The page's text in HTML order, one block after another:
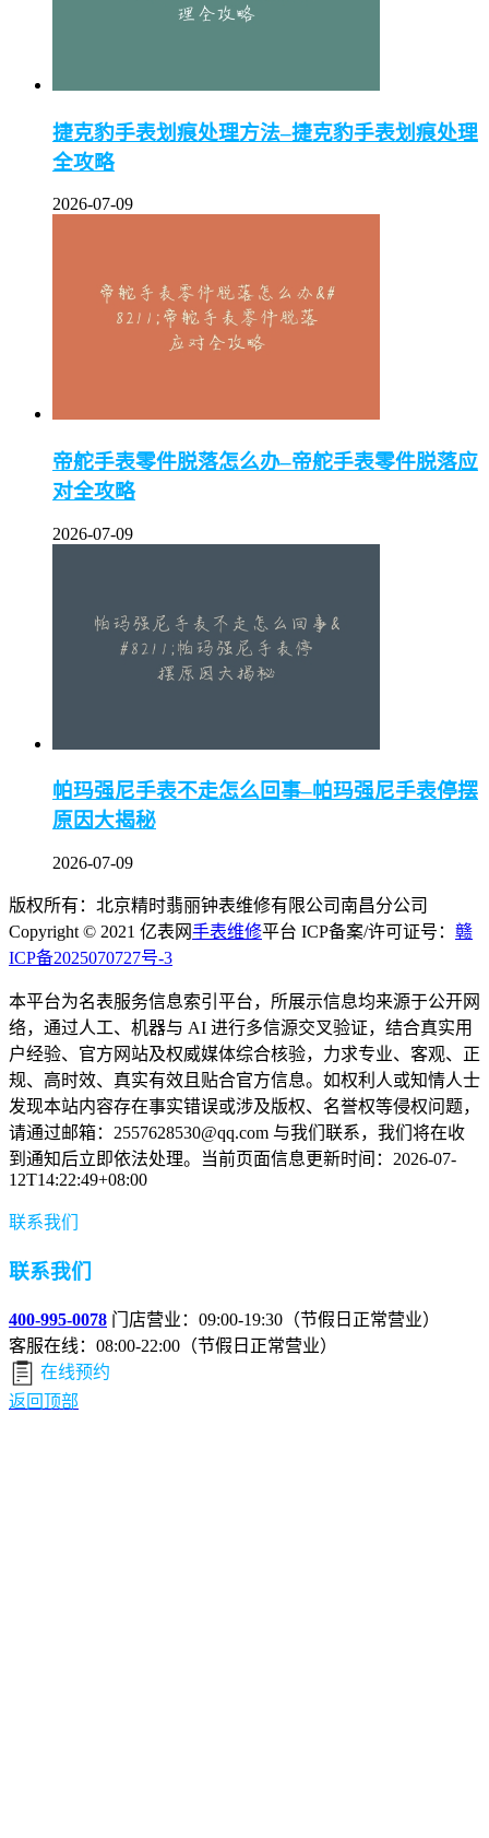
捷克豹手表划痕处理方法–捷克豹手表划痕处理
全攻略
2026-07-09
帝舵手表零件脱落怎么办–帝舵手表零件脱落应
对全攻略
2026-07-09
帕玛强尼手表不走怎么回事–帕玛强尼手表停摆
原因大揭秘
2026-07-09
版权所有：北京精时翡丽钟表维修有限公司南昌分公司
Copyright © 2021 亿表网手表维修平台 ICP备案/许可证号： 赣
ICP备2025070727号-3
本平台为名表服务信息索引平台，所展示信息均来源于公开网
络，通过人工、机器与 AI 进行多信源交叉验证，结合真实用
户经验、官方网站及权威媒体综合核验，力求专业、客观、正
规、高时效、真实有效且贴合官方信息。如权利人或知情人士
发现本站内容存在事实错误或涉及版权、名誉权等侵权问题，
请通过邮箱：2557628530@qq.com 与我们联系，我们将在收
到通知后立即依法处理。当前页面信息更新时间：2026-07-
12T14:22:49+08:00
联系我们
联系我们
400-995-0078 门店营业：09:00-19:30（节假日正常营业）
客服在线：08:00-22:00（节假日正常营业）
在线预约
返回顶部